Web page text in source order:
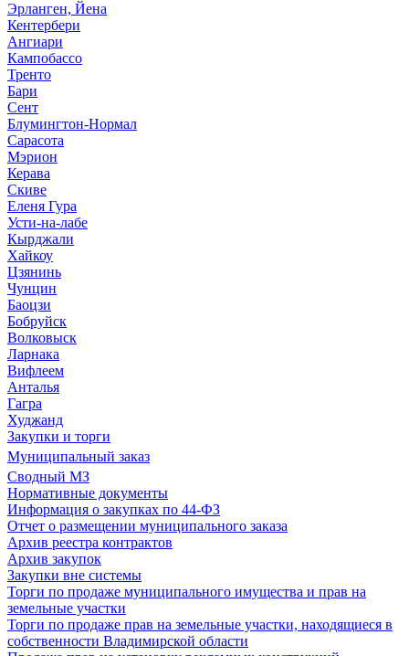
Эрланген, Йена
Кентербери
Ангиари
Кампобассо
Тренто
Бари
Сент
Блумингтон-Нормал
Сарасота
Мэрион
Керава
Скиве
Еленя Гура
Усти-на-лабе
Кырджали
Хайкоу
Цзянинь
Чунцин
Баоцзи
Бобруйск
Волковыск
Ларнака
Вифлеем
Анталья
Гагра
Худжанд
Закупки и торги
Муниципальный заказ
Сводный МЗ
Нормативные документы
Информация о закупках по 44-ФЗ
Отчет о размещении муниципального заказа
Архив реестра контрактов
Архив закупок
Закупки вне системы
Торги по продаже муниципального имущества и прав на
земельные участки
Торги по продаже прав на земельные участки, находящиеся в
собственности Владимирской области